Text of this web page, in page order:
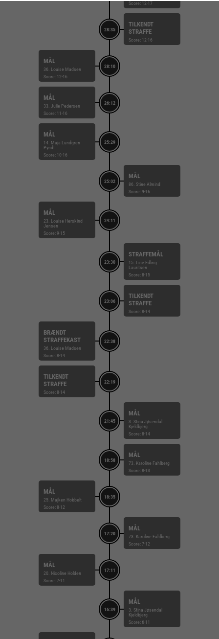
Score: 12-17
28:35
TILKENDT
STRAFFE
Score: 12-16
28:10
MÅL
36. Louise Madsen
Score: 12-16
26:12
MÅL
33. Julie Pedersen
Score: 11-16
25:29
MÅL
14. Maja Lundgren
Pyndt
Score: 10-16
25:02
MÅL
86. Stine Almind
Score: 9-16
24:11
MÅL
23. Louise Herskind
Jensen
Score: 9-15
23:30
STRAFFEMÅL
15. Line Edling
Lauritsen
Score: 8-15
23:06
TILKENDT
STRAFFE
Score: 8-14
22:38
BRÆNDT
STRAFFEKAST
36. Louise Madsen
Score: 8-14
22:19
TILKENDT
STRAFFE
Score: 8-14
21:45
MÅL
3. Stina Jøsendal
Kjeldbjerg
Score: 8-14
18:58
MÅL
73. Karoline Fahlberg
Score: 8-13
18:35
MÅL
25. Majken Hobbelt
Score: 8-12
17:20
MÅL
73. Karoline Fahlberg
Score: 7-12
17:11
MÅL
20. Nicoline Holden
Score: 7-11
16:39
MÅL
3. Stina Jøsendal
Kjeldbjerg
Score: 6-11